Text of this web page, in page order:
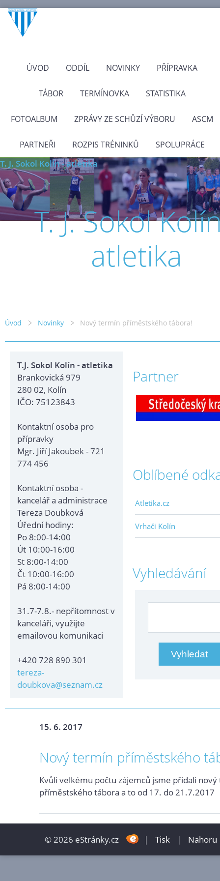
ÚVOD ODDÍL NOVINKY PŘÍPRAVKA
TÁBOR TERMÍNOVKA STATISTIKA
FOTOALBUM ZPRÁVY ZE SCHŮZÍ VÝBORU ASCM
PARTNEŘI ROZPIS TRÉNINKŮ SPOLUPRÁCE
T. J. Sokol Kolín - atletika
T. J. Sokol
atletika
Úvod Novinky Nový termín příměstského tábora!
T.J. Sokol Kolín - atletika
Brankovická 979
280 02, Kolín
IČO: 75123843
Kontaktní osoba pro
přípravky
Mgr. Jiří Jakoubek - 721
774 456
Kontaktní osoba -
kancelář a administrace
Tereza Doubková
Úřední hodiny:
Po 8:00-14:00
Út 10:00-16:00
St 8:00-14:00
Čt 10:00-16:00
Pá 8:00-14:00
31.7-7.8.- nepřítomnost v
kanceláři, využijte
emailovou komunikaci
+420 728 890 301
tereza-
doubkova@seznam.cz
Partner
Oblíbené
Atletika.cz
Vrhači Kolín
Vyhledávání
15. 6. 2017
Nový termín příměstského
Kvůli velkému počtu zájemců jsme přidali
příměstského tábora a to od 17. do 21.7.2017
© 2026 eStránky.cz | Tisk | Nahoru